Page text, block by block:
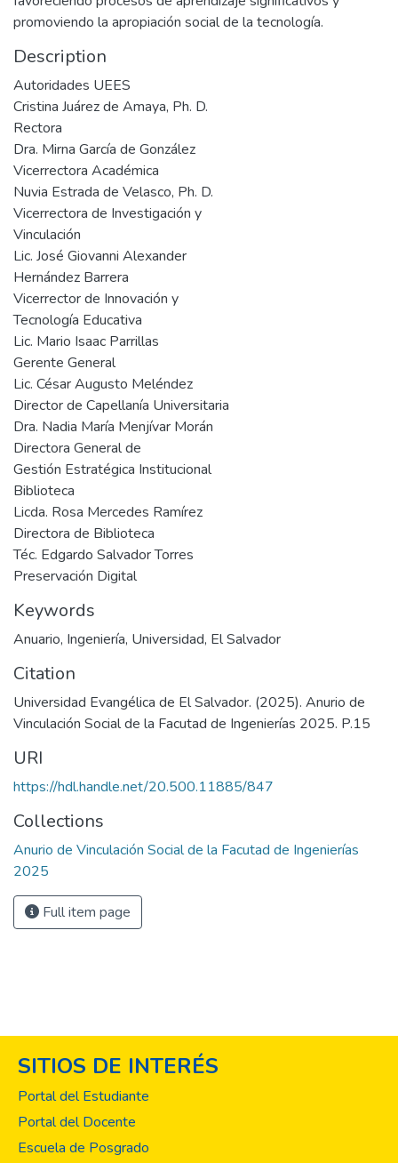
promoviendo la apropiación social de la tecnología.
Description
Autoridades UEES
Cristina Juárez de Amaya, Ph. D.
Rectora
Dra. Mirna García de González
Vicerrectora Académica
Nuvia Estrada de Velasco, Ph. D.
Vicerrectora de Investigación y
Vinculación
Lic. José Giovanni Alexander
Hernández Barrera
Vicerrector de Innovación y
Tecnología Educativa
Lic. Mario Isaac Parrillas
Gerente General
Lic. César Augusto Meléndez
Director de Capellanía Universitaria
Dra. Nadia María Menjívar Morán
Directora General de
Gestión Estratégica Institucional
Biblioteca
Licda. Rosa Mercedes Ramírez
Directora de Biblioteca
Téc. Edgardo Salvador Torres
Preservación Digital
Keywords
Anuario, Ingeniería, Universidad, El Salvador
Citation
Universidad Evangélica de El Salvador. (2025). Anurio de
Vinculación Social de la Facutad de Ingenierías 2025. P.15
URI
https://hdl.handle.net/20.500.11885/847
Collections
Anurio de Vinculación Social de la Facutad de Ingenierías
2025
Full item page
SITIOS DE INTERÉS
Portal del Estudiante
Portal del Docente
Escuela de Posgrado